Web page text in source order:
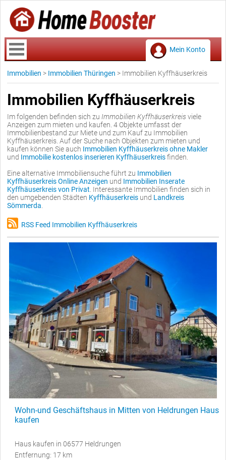
Mein Konto
Immobilien > Immobilien Thüringen > Immobilien Kyffhäuserkreis
Immobilien Kyffhäuserkreis
Im folgenden befinden sich zu Immobilien Kyffhäuserkreis viele
Anzeigen zum mieten und kaufen. 4 Objekte umfasst der
Immobilienbestand zur Miete und zum Kauf zu Immobilien
Kyffhäuserkreis. Auf der Suche nach Objekten zum mieten und
kaufen können Sie auch Immobilien Kyffhäuserkreis ohne Makler
und Immobilie kostenlos inserieren Kyffhäuserkreisfinden.
Eine alternative Immobiliensuche führt zu Immobilien
Kyffhäuserkreis Online Anzeigen und Immobilien Inserate
Kyffhäuserkreis von Privat . Interessante Immobilien finden sich in
den umgebenden Städten Kyffhäuserkreis und Landkreis
Sömmerda
RSS Feed Immobilien Kyffhäuserkreis
Wohn-und Geschäftshaus in Mitten von Heldrungen Haus
kaufen
Haus kaufen in 06577 Heldrungen
Entfernung: 17 km